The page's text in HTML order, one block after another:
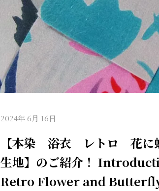
2024年 6月 16日
【本染 浴衣 レトロ 花
生地】のご紹介！
Retro Flower and